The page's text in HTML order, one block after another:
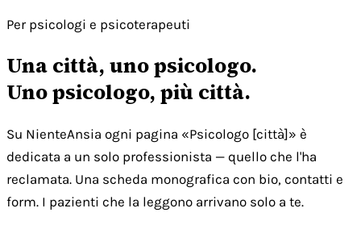
Per psicologi e psicoterapeuti
Una città, uno psicologo.
Uno psicologo, più città.
Su NienteAnsia ogni pagina «Psicologo [città]» è
dedicata a un solo professionista — quello che l'ha
reclamata. Una scheda monografica con bio, contatti e
form. I pazienti che la leggono arrivano solo a te.